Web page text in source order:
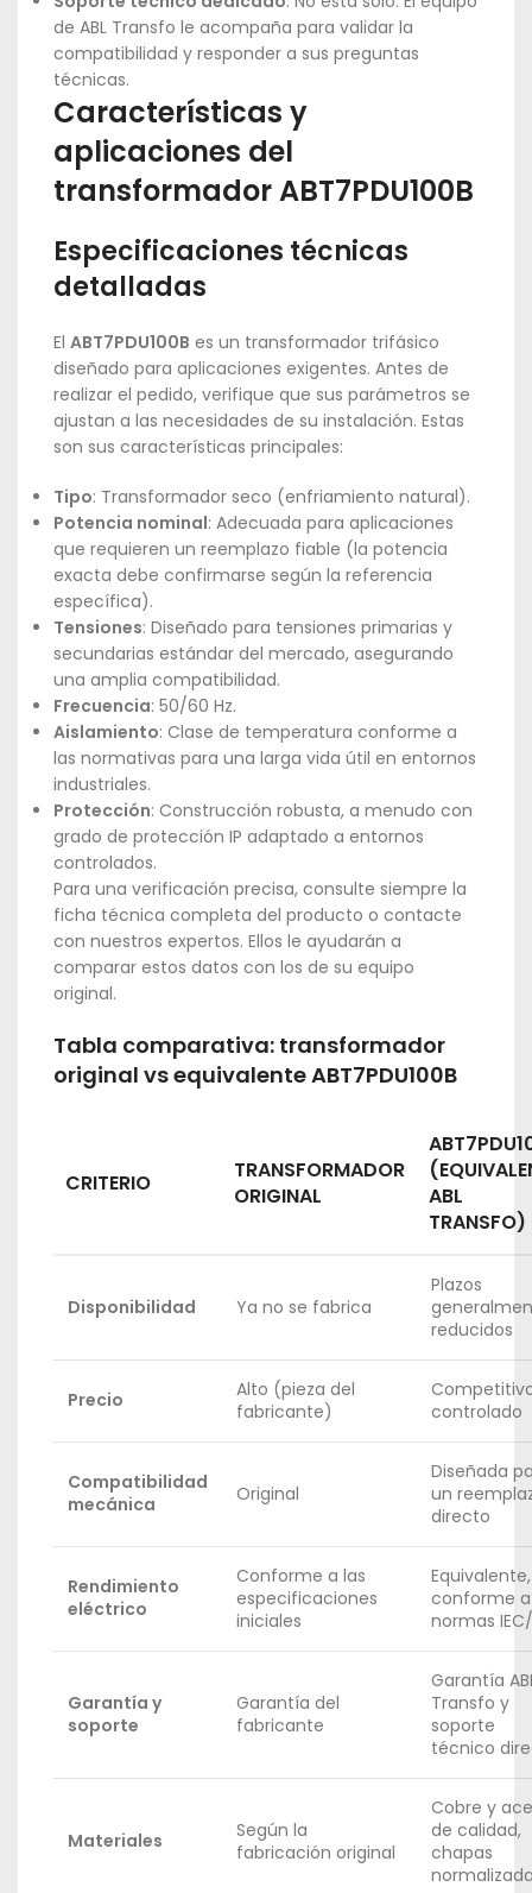
de ABL Transfo le acompaña para validar la
compatibilidad y responder a sus preguntas
técnicas.
Características y
aplicaciones del
transformador ABT7PDU100B
Especificaciones técnicas
detalladas
El ABT7PDU100B es un transformador trifásico
diseñado para aplicaciones exigentes. Antes de
realizar el pedido, verifique que sus parámetros se
ajustan a las necesidades de su instalación. Estas
son sus características principales:
Tipo: Transformador seco (enfriamiento natural).
Potencia nominal: Adecuada para aplicaciones
que requieren un reemplazo fiable (la potencia
exacta debe confirmarse según la referencia
específica).
Tensiones: Diseñado para tensiones primarias y
secundarias estándar del mercado, asegurando
una amplia compatibilidad.
Frecuencia: 50/60 Hz.
Aislamiento: Clase de temperatura conforme a
las normativas para una larga vida útil en entornos
industriales.
Protección: Construcción robusta, a menudo con
grado de protección IP adaptado a entornos
controlados.
Para una verificación precisa, consulte siempre la
ficha técnica completa del producto o contacte
con nuestros expertos. Ellos le ayudarán a
comparar estos datos con los de su equipo
original.
Tabla comparativa: transformador
original vs equivalente ABT7PDU100B
CRITERIO
TRANSFORMADOR
ORIGINAL
ABL
TRANSFO)
Disponibilidad Ya no se fabrica
Plazos
reducidos
Precio
Alto (pieza del
fabricante)
controlado
Compatibilidad
mecánica
Original
Diseñada
un
directo
Rendimiento
eléctrico
Conforme a las
especificaciones
iniciales
Equivalente,
conforme
normas
Garantía y
soporte
Garantía del
fabricante
Garantía
Transfo y
soporte
técnico
Materiales
Según la
fabricación original
Cobre y
de calidad,
chapas